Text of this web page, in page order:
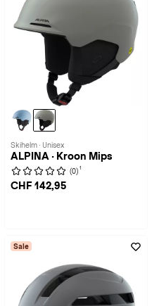
Skihelm · Unisex
ALPINA · Kroon Mips
(0) 1
CHF 142,95
Sale